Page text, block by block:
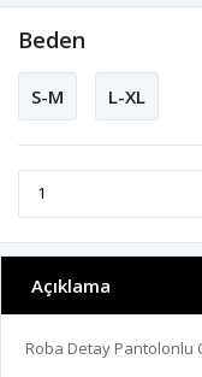
Beden
S-M L-XL
Açıklama
Roba Detay Pantolonlu